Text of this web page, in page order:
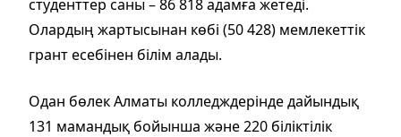
студенттер саны – 86 818 адамға жетеді.
Олардың жартысынан көбі (50 428) мемлекеттік
грант есебінен білім алады.
Одан бөлек Алматы колледждерінде дайындық
131 мамандық бойынша және 220 біліктілік